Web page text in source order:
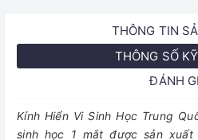
THÔNG TIN
THÔNG SỐ
ĐÁNH
Kính Hiển Vi Sinh Học Trung
sinh học 1 mắt được sản xuất